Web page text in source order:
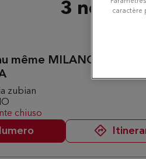
3 negozi
même MILANO
zubian
chiuso
caractère